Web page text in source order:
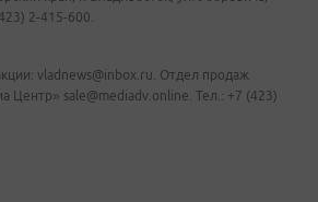
2-415-600.
vladnews@inbox.ru. Отдел продаж
Центр» sale@mediadv.online. Тел.: +7 (423)